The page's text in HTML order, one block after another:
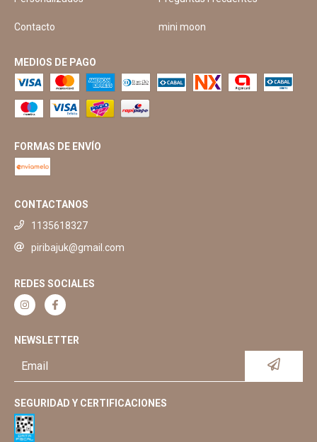
Contacto mini moon
MEDIOS DE PAGO
FORMAS DE ENVÍO
CONTACTANOS
1135618327
piribajuk@gmail.com
REDES SOCIALES
NEWSLETTER
SEGURIDAD Y CERTIFICACIONES